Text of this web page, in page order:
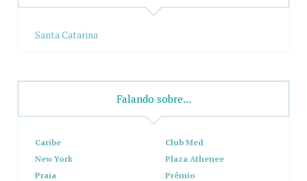
Santa Catarina
Falando sobre...
Caribe
Club Med
New York
Plaza Athenee
Praia
Prêmio